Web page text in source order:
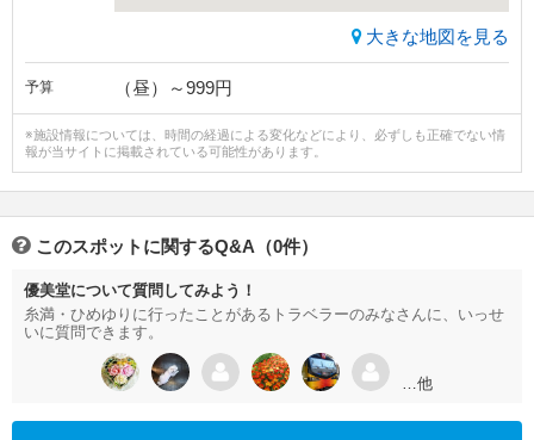
大きな地図を見る
予算 （昼）～999円
※施設情報については、時間の経過による変化などにより、必ずしも正確でない情
報が当サイトに掲載されている可能性があります。
このスポットに関するQ&A（0件）
優美堂について質問してみよう！
糸満・ひめゆりに行ったことがあるトラベラーのみなさんに、いっせ
いに質問できます。
…他